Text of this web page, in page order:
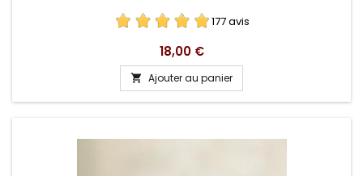
177 avis
Prix
18,00 €
 Ajouter au panier